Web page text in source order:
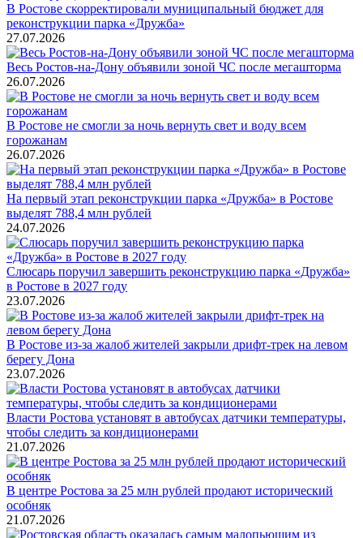
В Ростове скорректировали муниципальный бюджет для
реконструкции парка «Дружба»
27.07.2026
Весь Ростов-на-Дону объявили зоной ЧС после мегашторма
26.07.2026
В Ростове не смогли за ночь вернуть свет и воду всем
горожанам
26.07.2026
На первый этап реконструкции парка «Дружба» в Ростове
выделят 788,4 млн рублей
24.07.2026
Слюсарь поручил завершить реконструкцию парка «Дружба»
в Ростове в 2027 году
23.07.2026
В Ростове из-за жалоб жителей закрыли дрифт-трек на левом
берегу Дона
23.07.2026
Власти Ростова установят в автобусах датчики температуры,
чтобы следить за кондиционерами
21.07.2026
В центре Ростова за 25 млн рублей продают исторический
особняк
21.07.2026